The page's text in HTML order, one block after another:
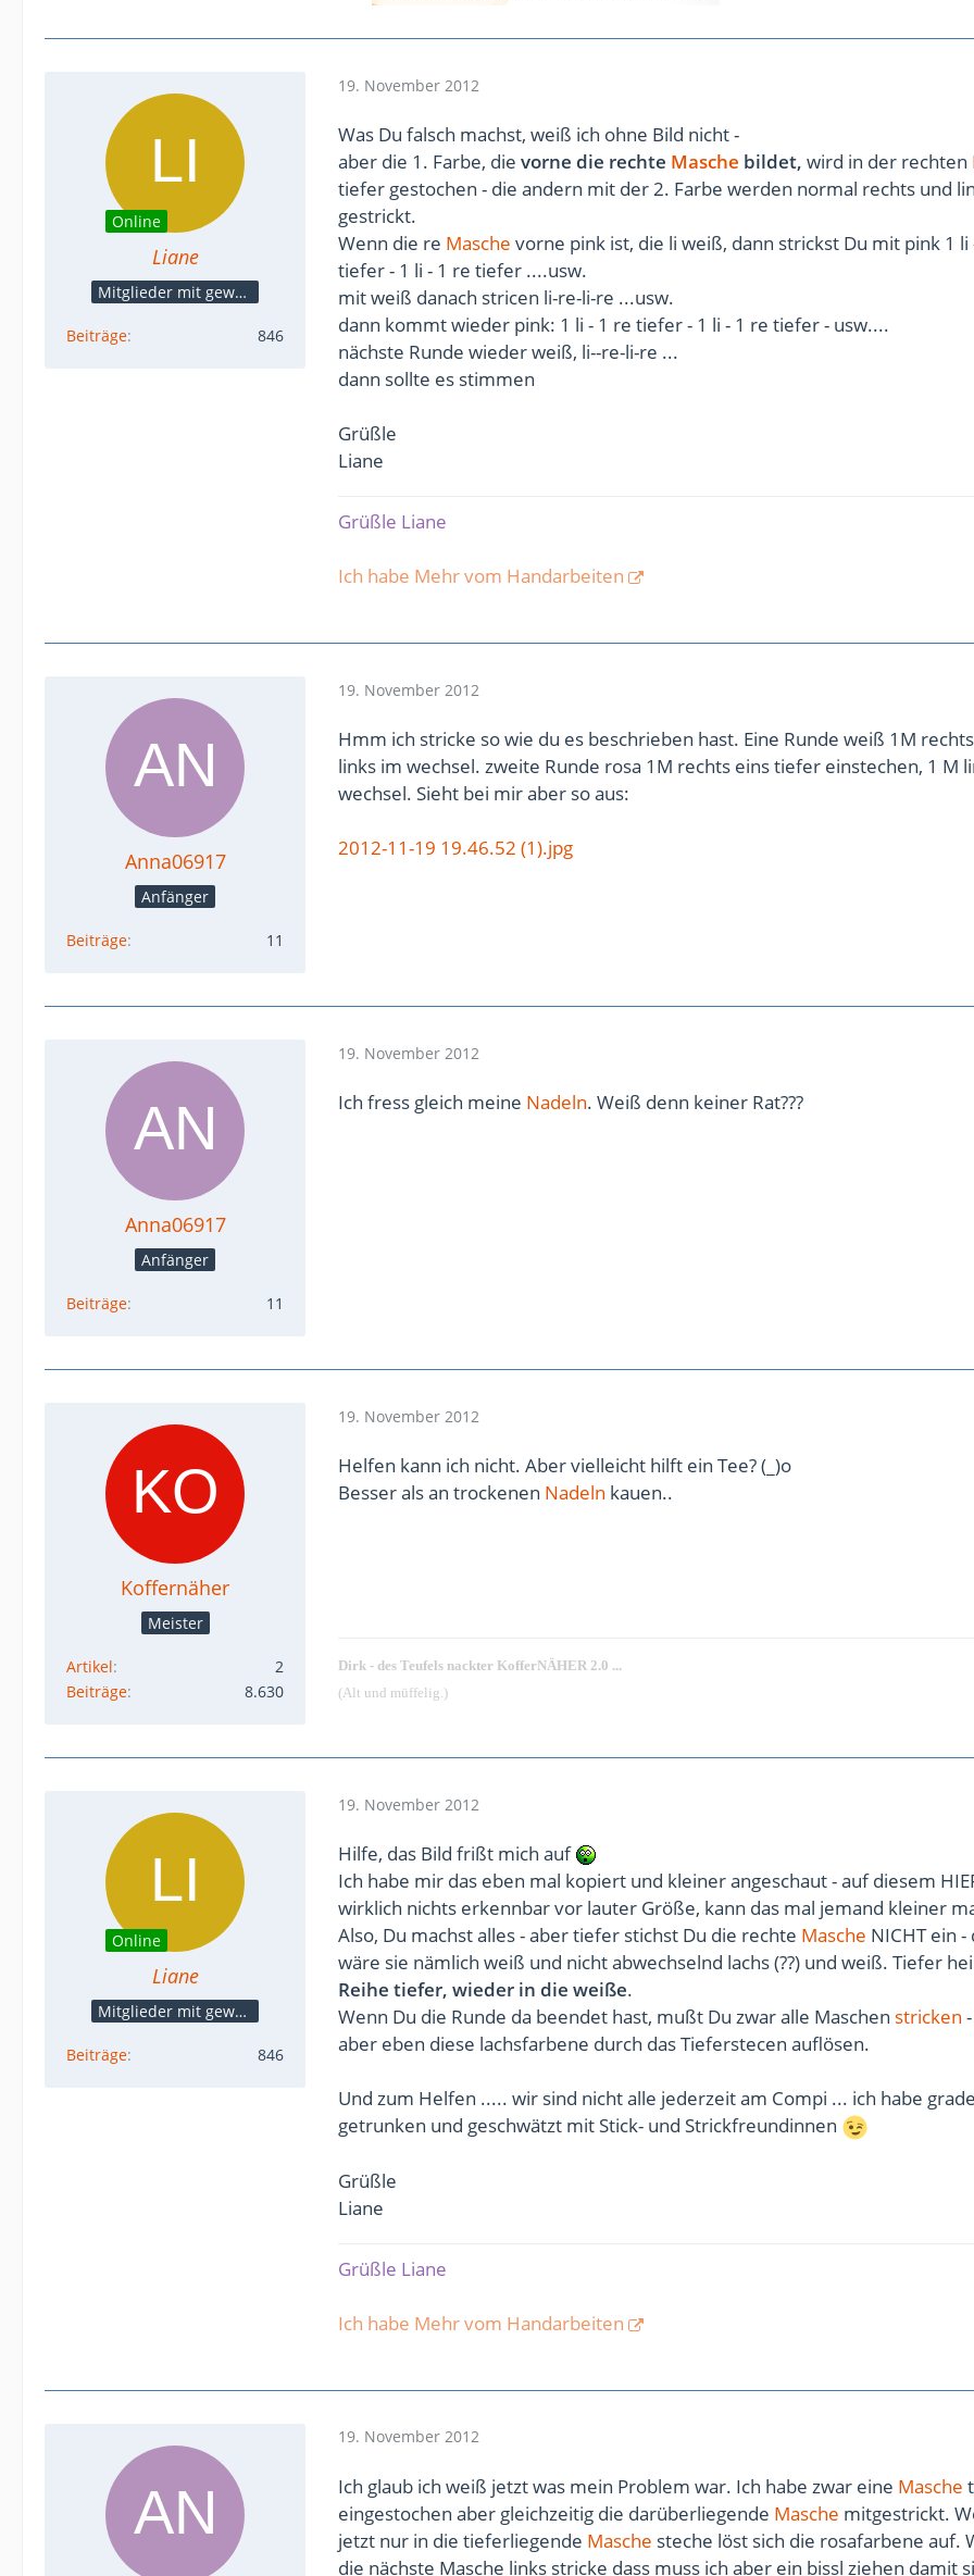
Online
Liane
Mitglieder mit gewerblicher Verbindung, auch als Mitarbeiter/in
Beiträge 846
19. November 2012
Was Du falsch machst, weiß ich ohne Bild nicht -
aber die 1. Farbe, die vorne die rechte Masche bildet, wird in der rechten
tiefer gestochen - die andern mit der 2. Farbe werden normal rechts und
gestrickt.
Wenn die re Masche vorne pink ist, die li weiß, dann strickst Du mit pink 1 li
tiefer - 1 li - 1 re tiefer ....usw.
mit weiß danach stricen li-re-li-re ...usw.
dann kommt wieder pink: 1 li - 1 re tiefer - 1 li - 1 re tiefer - usw....
nächste Runde wieder weiß, li--re-li-re ...
dann sollte es stimmen
Grüßle
Liane
Grüßle Liane
Ich habe Mehr vom Handarbeiten
Anna06917
Anfänger
Beiträge 11
19. November 2012
Hmm ich stricke so wie du es beschrieben hast. Eine Runde weiß 1M
links im wechsel. zweite Runde rosa 1M rechts eins tiefer einstechen, 1 M
wechsel. Sieht bei mir aber so aus:
2012-11-19 19.46.52 (1).jpg
Anna06917
Anfänger
Beiträge 11
19. November 2012
Ich fress gleich meine Nadeln. Weiß denn keiner Rat???
Koffernäher
Meister
Artikel
2
Beiträge
8.630
19. November 2012
Helfen kann ich nicht. Aber vielleicht hilft ein Tee? (_)o
Besser als an trockenen Nadeln kauen..
Dirk - des Teufels nackter KofferNÄHER 2.0 ...
(Alt und müffelig.)
Online
Liane
Mitglieder mit gewerblicher Verbindung, auch als Mitarbeiter/in
Beiträge 846
19. November 2012
Hilfe, das Bild frißt mich auf
Ich habe mir das eben mal kopiert und kleiner angeschaut - auf diesem
wirklich nichts erkennbar vor lauter Größe, kann das mal jemand kleiner
Also, Du machst alles - aber tiefer stichst Du die rechte Masche NICHT ein -
wäre sie nämlich weiß und nicht abwechselnd lachs (??) und weiß. Tiefer
Reihe tiefer, wieder in die weiße.
Wenn Du die Runde da beendet hast, mußt Du zwar alle Maschen stricken
aber eben diese lachsfarbene durch das Tieferstecen auflösen.
Und zum Helfen ..... wir sind nicht alle jederzeit am Compi ... ich habe
getrunken und geschwätzt mit Stick- und Strickfreundinnen
Grüßle
Liane
Grüßle Liane
Ich habe Mehr vom Handarbeiten
19. November 2012
Ich glaub ich weiß jetzt was mein Problem war. Ich habe zwar eine Masche
eingestochen aber gleichzeitig die darüberliegende Masche mitgestrickt.
jetzt nur in die tieferliegende Masche steche löst sich die rosafarbene auf.
die nächste Masche links stricke dass muss ich aber ein bissl ziehen damit